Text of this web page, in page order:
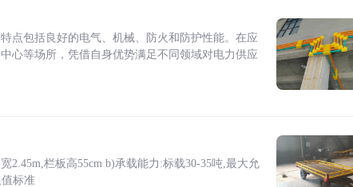
点包括良好的电气、机械、防火和防护性能。在应
心等场所，凭借自身优势满足不同领域对电力供应
2.45m,栏板高55cm b)承载能力:标载30-35吨,最大允
标准